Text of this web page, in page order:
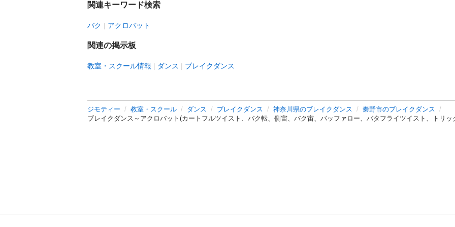
関連キーワード検索
バク アクロバット
関連の掲示板
教室・スクール情報 ダンス ブレイクダンス
ジモティー 教室・スクール ダンス ブレイクダンス 神奈川県のブレイクダンス
秦野市のブレイクダンス
ブレイクダンス～アクロバット(カートフルツイスト、バク転、側宙、バク宙、バッファロー、バタフライツイスト、トリッ